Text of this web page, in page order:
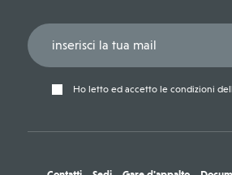
Ho letto ed accetto le condizioni